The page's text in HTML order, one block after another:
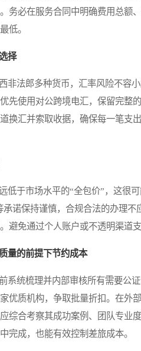
务必在服务合同中明确费用总额
低。
择
法郎多种货币，汇率风险不容
先使用对公跨境电汇，保留完整
换汇并索取收据，确保每一笔支
于市场水平的“全包价”，这很可
承诺保持谨慎，合规合法的办理
避免通过个人账户或不透明渠道
量的前提下节约成本
统梳理并内部审核所有需要公
优质机构，争取批量折扣。在外
综合考察其成功案例、团队专业
完成，也能有效控制差旅成本。